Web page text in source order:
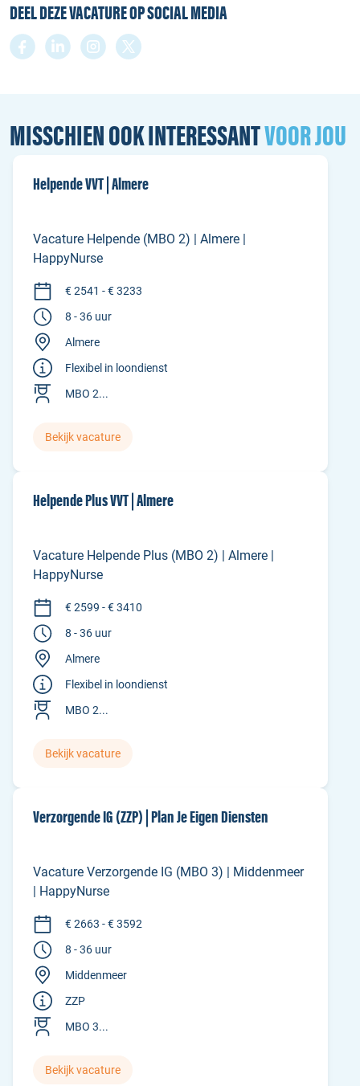
DEEL DEZE VACATURE OP SOCIAL MEDIA
MISSCHIEN OOK INTERESSANTVOOR JOU
Helpende VVT | Almere
Vacature Helpende (MBO 2) | Almere |
HappyNurse
€ 2541 - € 3233
8 - 36 uur
Almere
Flexibel in loondienst
MBO 2...
Bekijk vacature
Helpende Plus VVT | Almere
Vacature Helpende Plus (MBO 2) | Almere |
HappyNurse
€ 2599 - € 3410
8 - 36 uur
Almere
Flexibel in loondienst
MBO 2...
Bekijk vacature
Verzorgende IG (ZZP) | Plan Je Eigen Diensten
Vacature Verzorgende IG (MBO 3) | Middenmeer
| HappyNurse
€ 2663 - € 3592
8 - 36 uur
Middenmeer
ZZP
MBO 3...
Bekijk vacature